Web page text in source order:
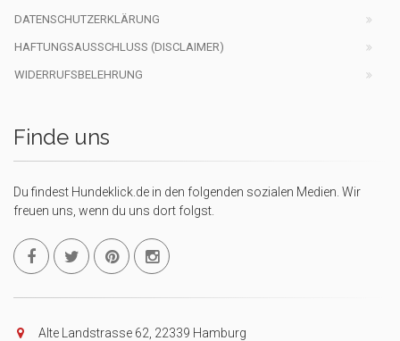
DATENSCHUTZERKLÄRUNG
HAFTUNGSAUSSCHLUSS (DISCLAIMER)
WIDERRUFSBELEHRUNG
Finde uns
Du findest Hundeklick.de in den folgenden sozialen Medien. Wir
freuen uns, wenn du uns dort folgst.
Alte Landstrasse 62, 22339 Hamburg